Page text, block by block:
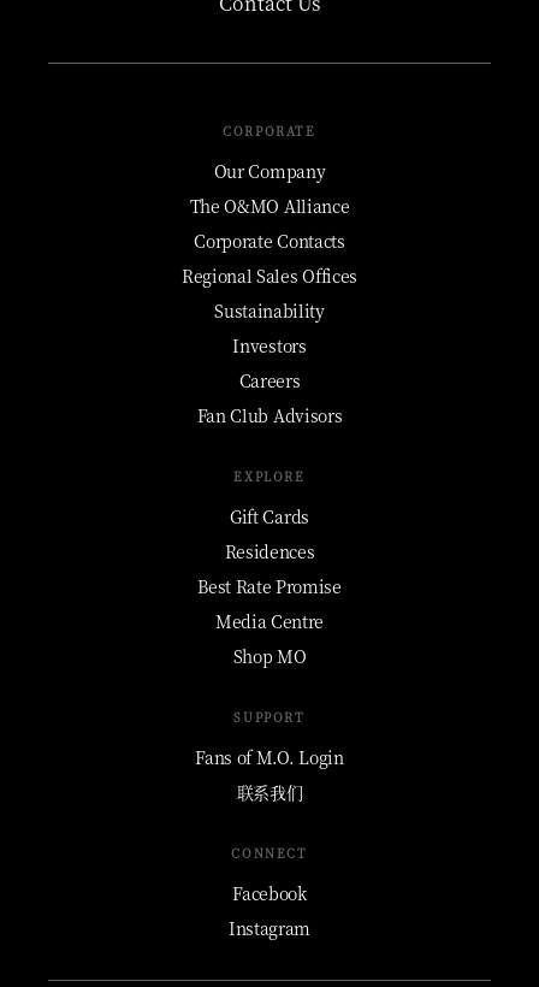
CORPORATE
Our Company
The O&MO Alliance
Corporate Contacts
Regional Sales Offices
Sustainability
Investors
Careers
Fan Club Advisors
EXPLORE
Gift Cards
Residences
Best Rate Promise
Media Centre
Shop MO
SUPPORT
Fans of M.O. Login
联系我们
CONNECT
Facebook
Instagram